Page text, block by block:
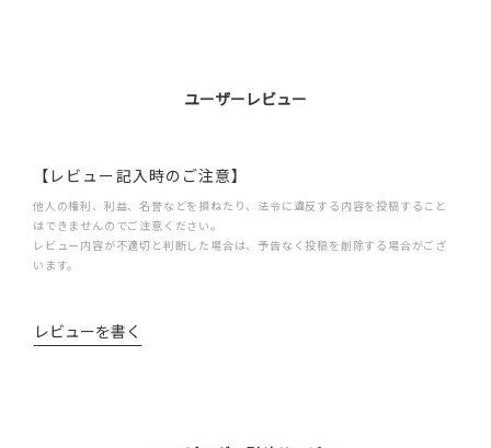
ユーザーレビュー
【レビュー記入時のご注意】
他人の権利、利益、名誉などを損ねたり、法令に違反する内容を投稿すること
はできませんのでご注意ください。
レビュー内容が不適切と判断した場合は、予告なく投稿を削除する場合がござ
います。
レビューを書く